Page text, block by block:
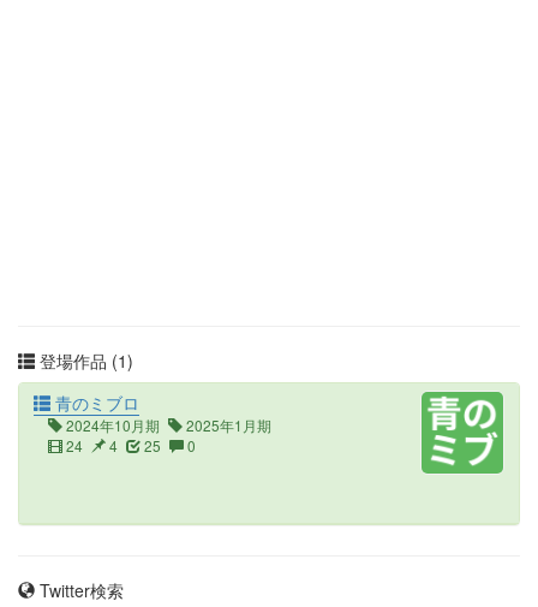
登場作品 (1)
青のミブロ
2024年10月期
2025年1月期
24
4 25 0
Twitter検索